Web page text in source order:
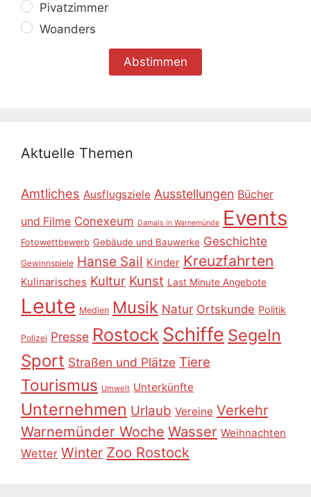
Pivatzimmer
Woanders
Aktuelle Themen
Amtliches Ausflugsziele Ausstellungen Bücher
und Filme Conexeum Damals in Warnemünde Events
Fotowettbewerb Gebäude und Bauwerke Geschichte
Gewinnspiele Hanse Sail Kinder Kreuzfahrten
Kulinarisches Kultur Kunst Last Minute Angebote
Leute Medien Musik Natur Ortskunde Politik
Polizei Presse Rostock Schiffe Segeln
Sport Straßen und Plätze Tiere
Tourismus Umwelt Unterkünfte
Unternehmen Urlaub Vereine Verkehr
Warnemünder Woche Wasser Weihnachten
Wetter Winter Zoo Rostock